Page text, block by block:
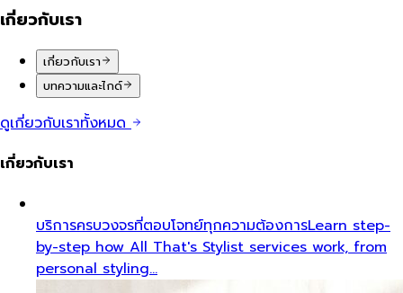
เกี่ยวกับเรา
เกี่ยวกับเรา
บทความและไกด์
ดูเกี่ยวกับเราทั้งหมด
เกี่ยวกับเรา
บริการครบวงจรที่ตอบโจทย์ทุกความต้องการLearn step-
by-step how All That's Stylist services work, from
personal styling…